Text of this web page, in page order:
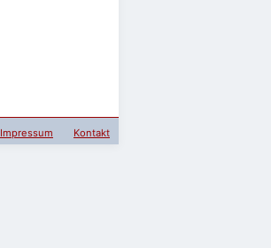
Impressum Kontakt